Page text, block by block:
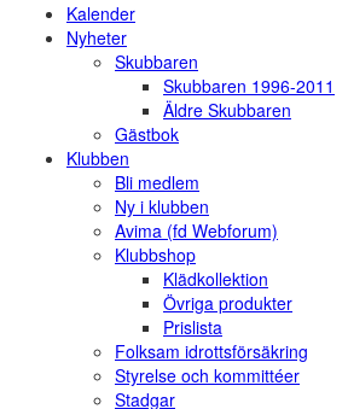
Kalender
Nyheter
Skubbaren
Skubbaren 1996-2011
Äldre Skubbaren
Gästbok
Klubben
Bli medlem
Ny i klubben
Avima (fd Webforum)
Klubbshop
Klädkollektion
Övriga produkter
Prislista
Folksam idrottsförsäkring
Styrelse och kommittéer
Stadgar